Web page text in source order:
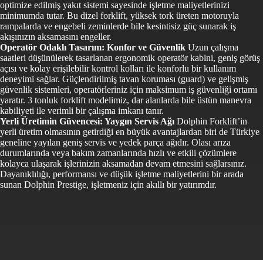
optimize edilmiş yakıt sistemi sayesinde işletme maliyetlerinizi
minimumda tutar. Bu dizel forklift, yüksek tork üreten motoruyla
rampalarda ve engebeli zeminlerde bile kesintisiz güç sunarak iş
akışınızın aksamasını engeller.
Operatör Odaklı Tasarım: Konfor ve Güvenlik Uzun çalışma
saatleri düşünülerek tasarlanan ergonomik operatör kabini, geniş görüş
açısı ve kolay erişilebilir kontrol kolları ile konforlu bir kullanım
deneyimi sağlar. Güçlendirilmiş tavan koruması (guard) ve gelişmiş
güvenlik sistemleri, operatörleriniz için maksimum iş güvenliği ortamı
yaratır. 3 tonluk forklift modelimiz, dar alanlarda bile üstün manevra
kabiliyeti ile verimli bir çalışma imkanı tanır.
Yerli Üretimin Güvencesi: Yaygın Servis Ağı Dolphin Forklift’in
yerli üretim olmasının getirdiği en büyük avantajlardan biri de Türkiye
geneline yayılan geniş servis ve yedek parça ağıdır. Olası arıza
durumlarında veya bakım zamanlarında hızlı ve etkili çözümlere
kolayca ulaşarak işlerinizin aksamadan devam etmesini sağlarsınız.
Dayanıklılığı, performansı ve düşük işletme maliyetlerini bir arada
sunan Dolphin Prestige, işletmeniz için akıllı bir yatırımdır.